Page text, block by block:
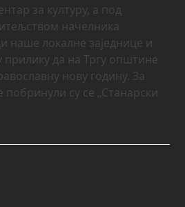
за културу, а под
начелника
наше локалне заједнице и
прилику да на Тргу општине
нову годину. За
су се „Станарски